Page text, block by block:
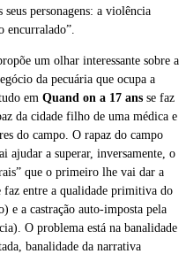
seus personagens: a violência
encurralado”.
um olhar interessante sobre a
da pecuária que ocupa a
em Quand on a 17 ans se faz
da cidade filho de uma médica e
do campo. O rapaz do campo
ajudar a superar, inversamente, o
que o primeiro lhe vai dar a
faz entre a qualidade primitiva do
e a castração auto-imposta pela
O problema está na banalidade
banalidade da narrativa